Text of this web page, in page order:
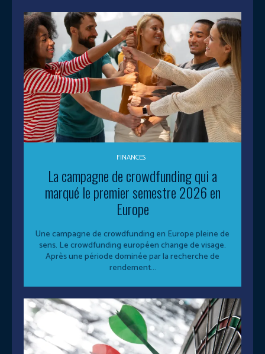
FINANCES
La campagne de crowdfunding qui a
marqué le premier semestre 2026 en
Europe
Une campagne de crowdfunding en Europe pleine de
sens. Le crowdfunding européen change de visage.
Après une période dominée par la recherche de
rendement...